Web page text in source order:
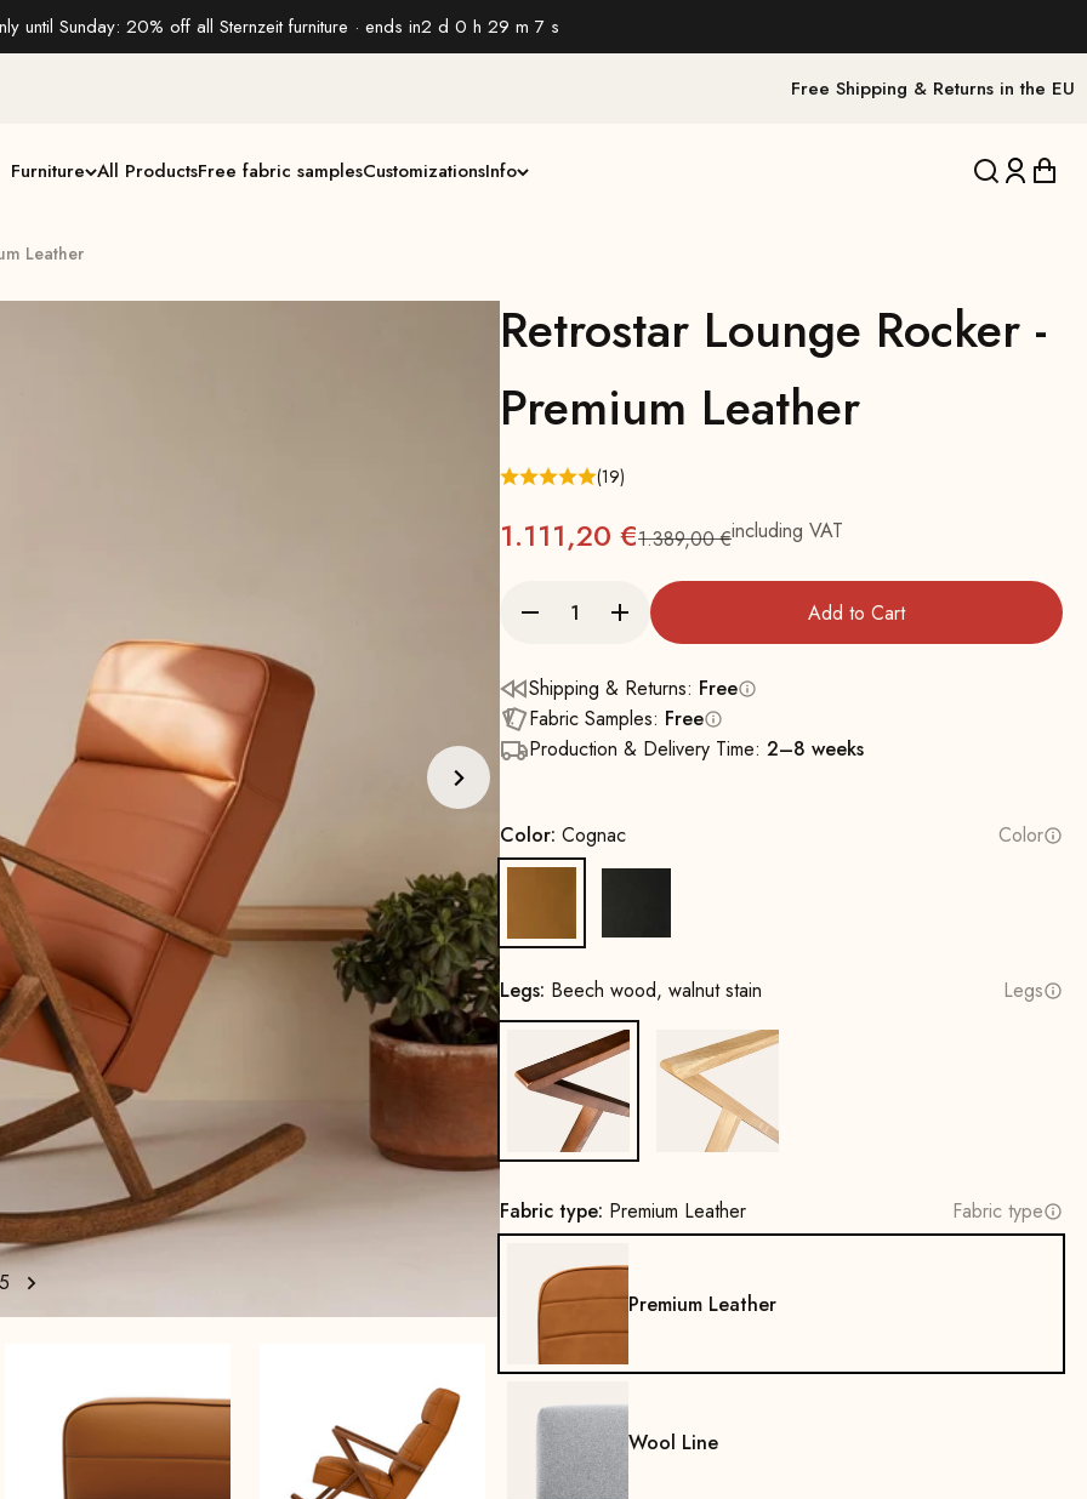
until Sunday: 20% off all Sternzeit furniture · ends in2 d 0 h 29 m 6 s
Free Shipping & Returns in the EU
Furniture All ProductsFree fabric samplesCustomizationsInfo Translation
Leather
5
Retrostar Lounge Rocker -
Premium Leather
(19)
1.111,20 €Regular
1.389,00 €including VAT
Add to Cart
Shipping & Returns: Free
Fabric Samples: Free
Production & Delivery Time: 2–8 weeks
Color: Cognac Color
Legs: Beech wood, walnut stain Legs
Beech wood, walnut stain
Oak, natural
Fabric type: Premium Leather Fabric type
Premium Leather
Wool Line